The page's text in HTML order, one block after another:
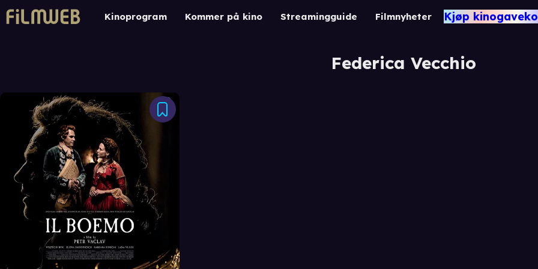
Kinoprogram Kommer på kino Streamingguide Filmnyheter Kjøp
Federica Vecchio